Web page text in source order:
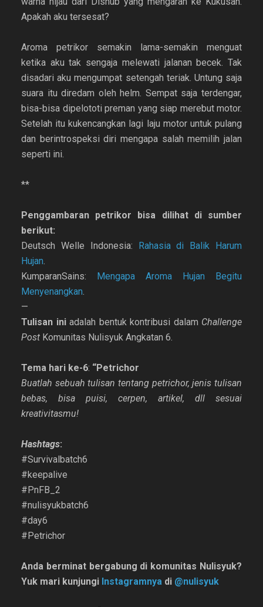
Apakah aku tersesat?
Aroma petrikor semakin lama-semakin menguat
ketika aku tak sengaja melewati jalanan becek. Tak
disadari aku mengumpat setengah teriak. Untung saja
suara itu diredam oleh helm. Sempat saja terdengar,
bisa-bisa dipelototi preman yang siap merebut motor.
Setelah itu kukencangkan lagi laju motor untuk pulang
dan berintrospeksi diri mengapa salah memilih jalan
seperti ini.
**
Penggambaran petrikor bisa dilihat di sumber
berikut:
Deutsch Welle Indonesia: Rahasia di Balik Harum
Hujan.
KumparanSains: Mengapa Aroma Hujan Begitu
Menyenangkan.
—
Tulisan iniadalah bentuk kontribusi dalam Challenge
Post Komunitas Nulisyuk Angkatan 6.
Tema hari ke-6: “Petrichor
Buatlah sebuah tulisan tentang petrichor, jenis tulisan
bebas, bisa puisi, cerpen, artikel, dll sesuai
kreativitasmu!
Hashtags:
#Survivalbatch6
#keepalive
#PnFB_2
#nulisyukbatch6
#day6
#Petrichor
Anda berminat bergabung di komunitas Nulisyuk?
Yuk mari kunjungi Instagramnya di @nulisyuk